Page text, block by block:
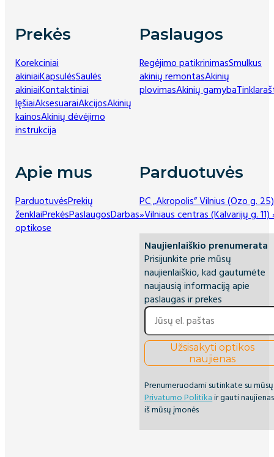
Prekės
Korekciniai
akiniaiKapsulėsSaulės
akiniaiKontaktiniai
lęšiaiAksesuaraiAkcijosAkinių
kainosAkinių dėvėjimo
instrukcija
Paslaugos
Regėjimo patikrinimasSmulkus
akinių remontasAkinių
plovimasAkinių gamyba
Apie mus
ParduotuvėsPrekių
ženklaiPrekėsPaslaugosDarbas
optikose
Parduotuvės
PC „Akropolis” Vilnius (Ozo g. 25)
»Vilniaus centras (Kalvarijų g. 11)
Naujienlaiškio prenumerata
Prisijunkite prie mūsų
naujienlaiškio, kad gautumėte
naujausią informaciją apie
paslaugas ir prekes
Užsisakyti optikos
naujienas
Prenumeruodami sutinkate su mūsų
Privatumo Politikair gauti naujienas
iš mūsų įmonės